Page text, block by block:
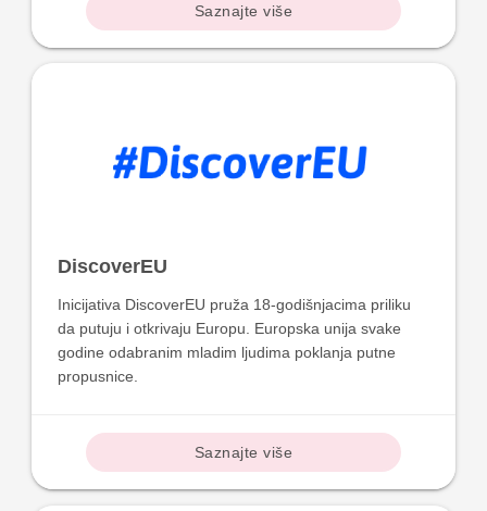
Saznajte više
DiscoverEU
Inicijativa DiscoverEU pruža 18-godišnjacima priliku
da putuju i otkrivaju Europu. Europska unija svake
godine odabranim mladim ljudima poklanja putne
propusnice.
Saznajte više